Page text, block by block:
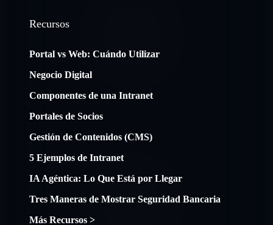
Recursos
Portal vs Web: Cuándo Utilizar
Negocio Digital
Componentes de una Intranet
Portales de Socios
Gestión de Contenidos (CMS)
5 Ejemplos de Intranet
IA Agéntica: Lo Que Está por Llegar
Tres Maneras de Mostrar Seguridad Bancaria
Más Recursos >